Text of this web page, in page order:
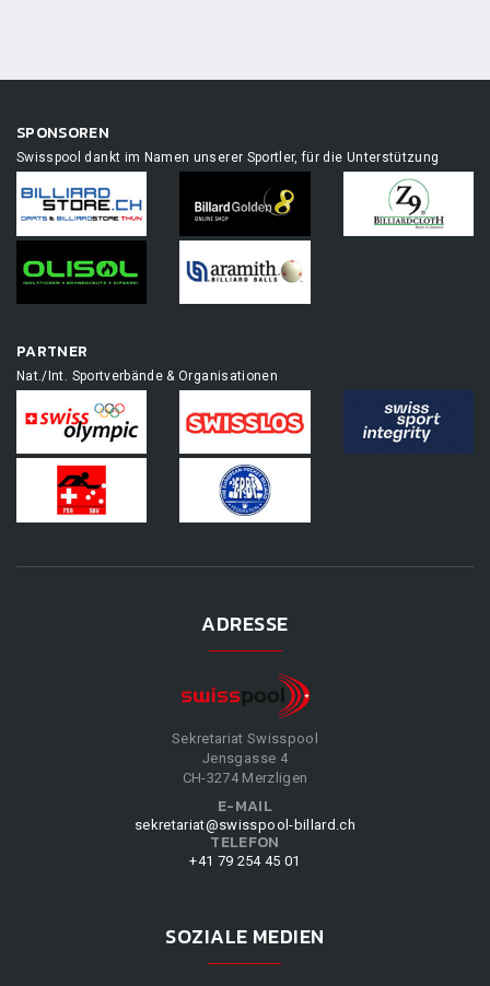
SPONSOREN
Swisspool dankt im Namen unserer Sportler, für die Unterstützung
PARTNER
Nat./Int. Sportverbände & Organisationen
ADRESSE
Sekretariat Swisspool
Jensgasse 4
CH-3274 Merzligen
E-MAIL
sekretariat@swisspool-billard.ch
TELEFON
+41 79 254 45 01
SOZIALE MEDIEN